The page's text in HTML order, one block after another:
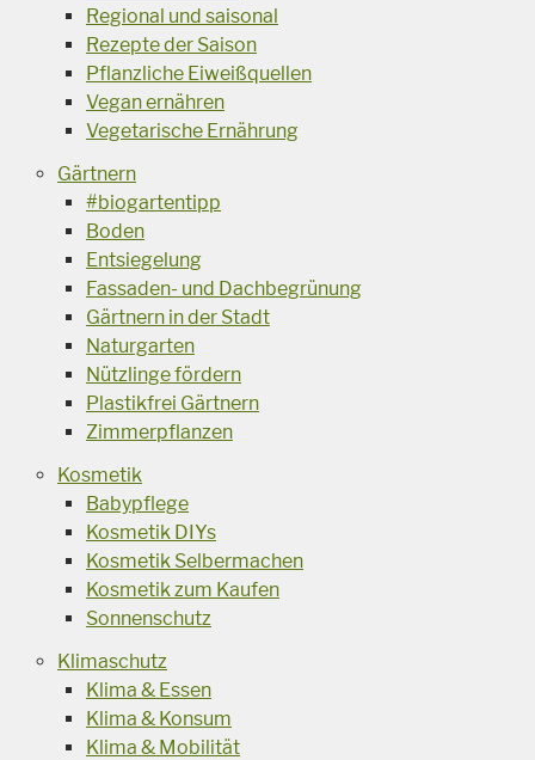
Regional und saisonal
Rezepte der Saison
Pflanzliche Eiweißquellen
Vegan ernähren
Vegetarische Ernährung
Gärtnern
#biogartentipp
Boden
Entsiegelung
Fassaden- und Dachbegrünung
Gärtnern in der Stadt
Naturgarten
Nützlinge fördern
Plastikfrei Gärtnern
Zimmerpflanzen
Kosmetik
Babypflege
Kosmetik DIYs
Kosmetik Selbermachen
Kosmetik zum Kaufen
Sonnenschutz
Klimaschutz
Klima & Essen
Klima & Konsum
Klima & Mobilität